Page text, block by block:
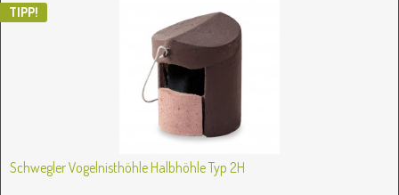
TIPP!
Schwegler Vogelnisthöhle Halbhöhle Typ 2H